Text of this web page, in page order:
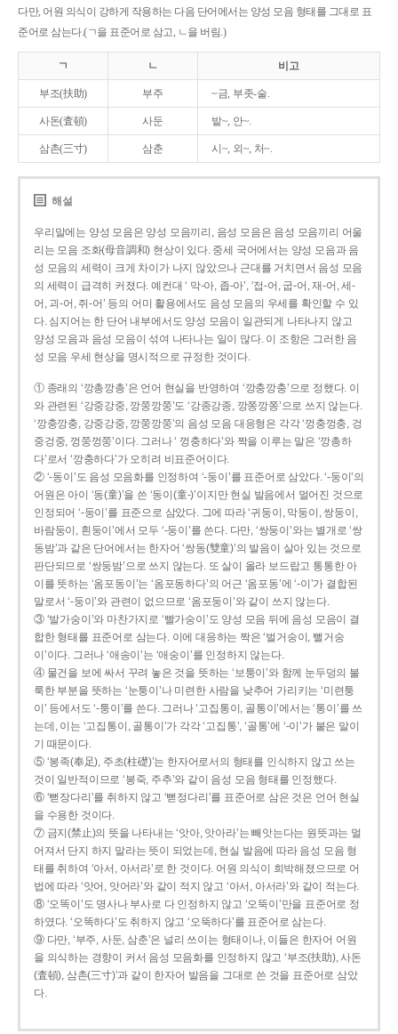
다만, 어원 의식이 강하게 작용하는 다음 단어에서는 양성 모음 형태를 그대로 표
준어로 삼는다.(ㄱ을 표준어로 삼고, ㄴ을 버림.)
ㄱ ㄴ 비고
부조(扶助) 부주 ~금, 부좃-술.
사돈(査頓) 사둔 밭~, 안~.
삼촌(三寸) 삼춘 시~, 외~, 처~.
해설
우리말에는 양성 모음은 양성 모음끼리, 음성 모음은 음성 모음끼리 어울
리는 모음 조화(母音調和) 현상이 있다. 중세 국어에서는 양성 모음과 음
성 모음의 세력이 크게 차이가 나지 않았으나 근대를 거치면서 음성 모음
의 세력이 급격히 커졌다. 예컨대 ‘ 막-아, 좁-아’, ‘접-어, 굽-어, 재-어, 세-
어, 괴-어, 쥐-어’ 등의 어미 활용에서도 음성 모음의 우세를 확인할 수 있
다. 심지어는 한 단어 내부에서도 양성 모음이 일관되게 나타나지 않고
양성 모음과 음성 모음이 섞여 나타나는 일이 많다. 이 조항은 그러한 음
성 모음 우세 현상을 명시적으로 규정한 것이다.
① 종래의 ‘깡총깡총’은 언어 현실을 반영하여 ‘깡충깡충’으로 정했다. 이
와 관련된 ‘강중강중, 깡쭝깡쭝’도 ‘강종강종, 깡쫑깡쫑’으로 쓰지 않는다.
‘깡충깡충, 강중강중, 깡쭝깡쭝’의 음성 모음 대응형은 각각 ‘껑충껑충, 겅
중겅중, 껑쭝껑쭝’이다. 그러나 ‘ 껑충하다’와 짝을 이루는 말은 ‘깡총하
다’로서 ‘깡충하다’가 오히려 비표준어이다.
② ‘-동이’도 음성 모음화를 인정하여 ‘-둥이’를 표준어로 삼았다. ‘-둥이’의
어원은 아이 ‘동(童)’을 쓴 ‘동이(童-)’이지만 현실 발음에서 멀어진 것으로
인정되어 ‘-둥이’를 표준으로 삼았다. 그에 따라 ‘귀둥이, 막둥이, 쌍둥이,
바람둥이, 흰둥이’에서 모두 ‘-둥이’를 쓴다. 다만, ‘쌍둥이’와는 별개로 ‘쌍
동밤’과 같은 단어에서는 한자어 ‘쌍동(雙童)’의 발음이 살아 있는 것으로
판단되므로 ‘쌍둥밤’으로 쓰지 않는다. 또 살이 올라 보드랍고 통통한 아
이를 뜻하는 ‘옴포동이’는 ‘옴포동하다’의 어근 ‘옴포동’에 ‘-이’가 결합된
말로서 ‘-둥이’와 관련이 없으므로 ‘옴포둥이’와 같이 쓰지 않는다.
③ ‘발가숭이’와 마찬가지로 ‘빨가숭이’도 양성 모음 뒤에 음성 모음이 결
합한 형태를 표준어로 삼는다. 이에 대응하는 짝은 ‘벌거숭이, 뻘거숭
이’이다. 그러나 ‘애송이’는 ‘애숭이’를 인정하지 않는다.
④ 물건을 보에 싸서 꾸려 놓은 것을 뜻하는 ‘보퉁이’와 함께 눈두덩의 불
룩한 부분을 뜻하는 ‘눈퉁이’나 미련한 사람을 낮추어 가리키는 ‘미련퉁
이’ 등에서도 ‘-퉁이’를 쓴다. 그러나 ‘고집통이, 골통이’에서는 ‘통이’를 쓰
는데, 이는 ‘고집통이, 골통이’가 각각 ‘고집통’, ‘골통’에 ‘-이’가 붙은 말이
기 때문이다.
⑤ ‘봉족(奉足), 주초(柱礎)’는 한자어로서의 형태를 인식하지 않고 쓰는
것이 일반적이므로 ‘봉죽, 주추’와 같이 음성 모음 형태를 인정했다.
⑥ ‘뻗장다리’를 취하지 않고 ‘뻗정다리’를 표준어로 삼은 것은 언어 현실
을 수용한 것이다.
⑦ 금지(禁止)의 뜻을 나타내는 ‘앗아, 앗아라’는 빼앗는다는 원뜻과는 멀
어져서 단지 하지 말라는 뜻이 되었는데, 현실 발음에 따라 음성 모음 형
태를 취하여 ‘아서, 아서라’로 한 것이다. 어원 의식이 희박해졌으므로 어
법에 따라 ‘앗어, 앗어라’와 같이 적지 않고 ‘아서, 아서라’와 같이 적는다.
⑧ ‘오똑이’도 명사나 부사로 다 인정하지 않고 ‘오뚝이’만을 표준어로 정
하였다. ‘오똑하다’도 취하지 않고 ‘오뚝하다’를 표준어로 삼는다.
⑨ 다만, ‘부주, 사둔, 삼춘’은 널리 쓰이는 형태이나, 이들은 한자어 어원
을 의식하는 경향이 커서 음성 모음화를 인정하지 않고 ‘부조(扶助), 사돈
(査頓), 삼촌(三寸)’과 같이 한자어 발음을 그대로 쓴 것을 표준어로 삼았
다.